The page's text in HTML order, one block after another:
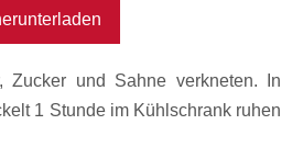
Zucker und Sahne verkneten. In
1 Stunde im Kühlschrank ruhen